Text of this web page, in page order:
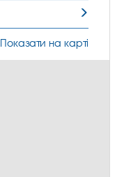
Показати на карті